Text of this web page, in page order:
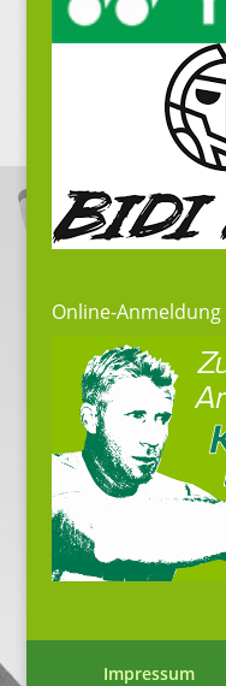
Online-Anmeldung
Impressum